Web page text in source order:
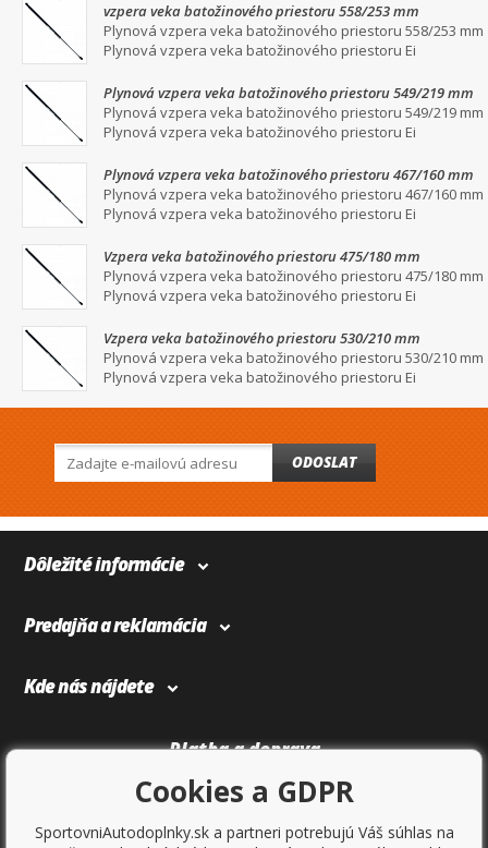
vzpera veka batožinového priestoru 558/253 mm
Plynová vzpera veka batožinového priestoru 558/253 mm
Plynová vzpera veka batožinového priestoru Ei
Plynová vzpera veka batožinového priestoru 549/219 mm
Plynová vzpera veka batožinového priestoru 549/219 mm
Plynová vzpera veka batožinového priestoru Ei
Plynová vzpera veka batožinového priestoru 467/160 mm
Plynová vzpera veka batožinového priestoru 467/160 mm
Plynová vzpera veka batožinového priestoru Ei
Vzpera veka batožinového priestoru 475/180 mm
Plynová vzpera veka batožinového priestoru 475/180 mm
Plynová vzpera veka batožinového priestoru Ei
Vzpera veka batožinového priestoru 530/210 mm
Plynová vzpera veka batožinového priestoru 530/210 mm
Plynová vzpera veka batožinového priestoru Ei
ODOSLAT
Dôležité informácie
Predajňa a reklamácia
Kde nás nájdete
Platba a doprava
Cookies a GDPR
SportovniAutodoplnky.sk a partneri potrebujú Váš súhlas na